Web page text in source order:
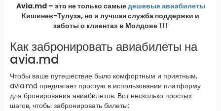
Avia.md – это не только самыедешевые авиабилеты
Кишинев-Тулуза, но и лучшая служба поддержки и
заботы о клиентах в Молдове !!!
Как забронировать авиабилеты на
avia.md
Чтобы ваше путешествие было комфортным и приятным,
avia.md предлагает простую в использовании платформу
для бронирования авиабилетов. Вот несколько простых
шагов, чтобы забронировать билеты: